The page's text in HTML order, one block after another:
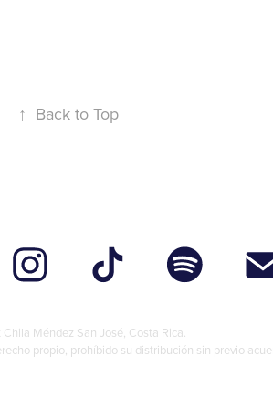
↑ Back to Top
Chila Méndez San José, Costa Rica.
propio, prohíbido su distribución sin previo